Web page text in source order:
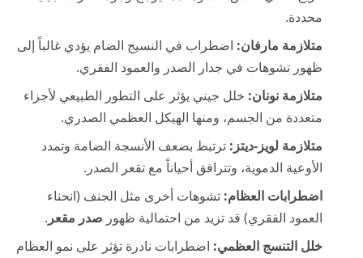
محددة.
متلازمة مارفان: اضطراب في النسيج الضام يؤدي غالباً إلى
ظهور تشوهات في جدار الصدر والعمود الفقري.
متلازمة نونان: خلل جيني يؤثر على التطور الطبيعي لأجزاء
متعددة من الجسم، ومنها الهيكل العظمي الصدري.
متلازمة لويز-ديتز: ترتبط بضعف الأنسجة الضامة وتمدد
الأوعية الدموية، وتترافق أحياناً مع تقعر الصدر.
اضطرابات العظام: تشوهات أخرى مثل الجنف (انحناء
العمود الفقري) قد تزيد من احتمالية ظهور صدر مقعر .
خلل التنسج العظمي: اضطرابات نادرة تؤثر على نمو العظام